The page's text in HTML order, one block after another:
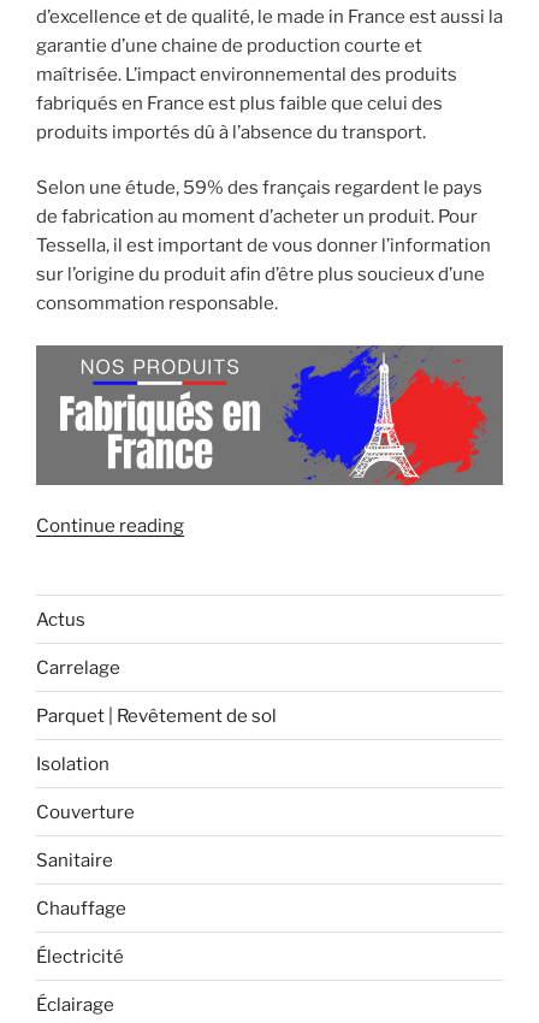
d’excellence et de qualité, le made in France est aussi la
garantie d’une chaine de production courte et
maîtrisée. L’impact environnemental des produits
fabriqués en France est plus faible que celui des
produits importés dû à l’absence du transport.
Selon une étude, 59% des français regardent le pays
de fabrication au moment d’acheter un produit. Pour
Tessella, il est important de vous donner l’information
sur l’origine du produit afin d’être plus soucieux d’une
consommation responsable.
Continue reading« Équipez-
produits
en
France
Actus
Carrelage
Parquet | Revêtement de sol
Isolation
Couverture
Sanitaire
Chauffage
Électricité
Éclairage